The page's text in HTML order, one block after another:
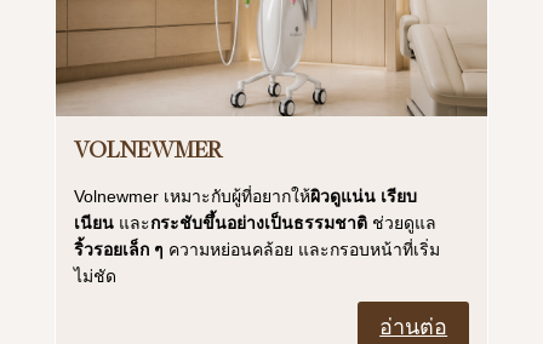
VOLNEWMER
Volnewmer เหมาะกับผู้ที่อยากให้ผิวดูแน่น เรียบ
เนียนและกระชับขึ้นอย่างเป็นธรรมชาติช่วยดูแล
ริ้วรอยเล็ก ๆ ความหย่อนคล้อย และกรอบหน้าที่เริ่ม
ไม่ชัด
อ่านต่อ